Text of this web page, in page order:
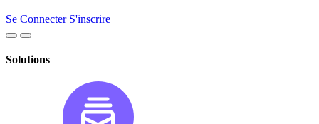
Se Connecter S'inscrire
Solutions